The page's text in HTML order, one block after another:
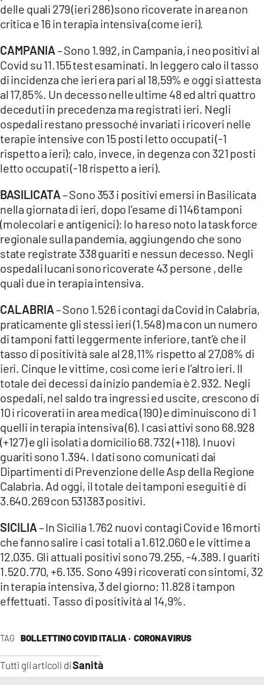
TAG BOLLETTINO COVID ITALIA · CORONAVIRUS
Tutti gli articoli diSanità
delle quali 279 (ieri 286) sono ricoverate in area non
critica e 16 in terapia intensiva (come ieri).
CAMPANIA– Sono 1.992, in Campania, i neo positivi al
Covid su 11.155 test esaminati. In leggero calo il tasso
di incidenza che ieri era pari al 18,59% e oggi si attesta
al 17,85%. Un decesso nelle ultime 48 ed altri quattro
deceduti in precedenza ma registrati ieri. Negli
ospedali restano pressoché invariati i ricoveri nelle
terapie intensive con 15 posti letto occupati (-1
rispetto a ieri); calo, invece, in degenza con 321 posti
letto occupati (-18 rispetto a ieri).
BASILICATA– Sono 353 i positivi emersi in Basilicata
nella giornata di ieri, dopo l’esame di 1146 tamponi
(molecolari e antigenici): lo ha reso noto la task force
regionale sulla pandemia, aggiungendo che sono
state registrate 338 guariti e nessun decesso. Negli
ospedali lucani sono ricoverate 43 persone , delle
quali due in terapia intensiva.
CALABRIA– Sono 1.526 i contagi da Covid in Calabria,
praticamente gli stessi ieri (1.548) ma con un numero
di tamponi fatti leggermente inferiore, tant’è che il
tasso di positività sale al 28,11% rispetto al 27,08% di
ieri. Cinque le vittime, così come ieri e l’altro ieri. Il
totale dei decessi da inizio pandemia è 2.932. Negli
ospedali, nel saldo tra ingressi ed uscite, crescono di
10 i ricoverati in area medica (190) e diminuiscono di 1
quelli in terapia intensiva (6). I casi attivi sono 68.928
(+127) e gli isolati a domicilio 68.732 (+118). I nuovi
guariti sono 1.394. I dati sono comunicati dai
Dipartimenti di Prevenzione delle Asp della Regione
Calabria. Ad oggi, il totale dei tamponi eseguiti è di
3.640.269 con 531383 positivi.
SICILIA– In Sicilia 1.762 nuovi contagi Covid e 16 morti
che fanno salire i casi totali a 1.612.060 e le vittime a
12.035. Gli attuali positivi sono 79.255, -4.389. I guariti
1.520.770, +6.135. Sono 499 i ricoverati con sintomi, 32
in terapia intensiva, 3 del giorno; 11.828 i tampon
effettuati. Tasso di positività al 14,9%.